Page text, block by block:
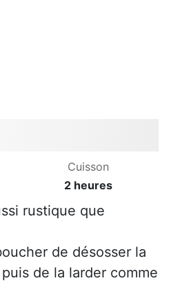
Cuisson
2 heures
rustique que
de désosser la
de la larder comme